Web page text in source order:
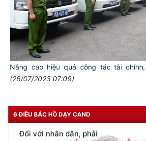
Nâng cao hiệu quả công tác tài
(26/07/2023 07:09)
6 ĐIỀU BÁC HỒ DẠY CAND
Đối với tự mình, phải
CẦN, KIỆM, LIÊM,
Đối với đồng sự, phải
THÂN ÁI GIÚP ĐỠ
Đối với chính phủ, phải
TUYỆT ĐỐI TRUNG
KÍNH TRỌNG LỄ
Đối với công việc, phải
TẬN TỤY